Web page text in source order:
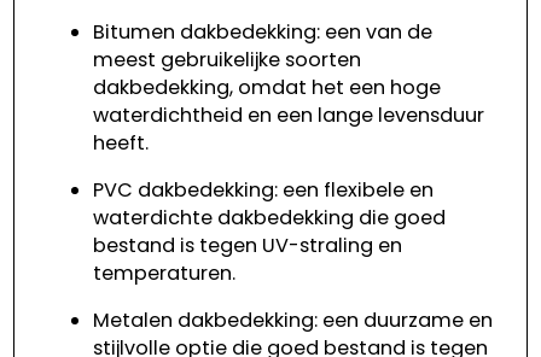
Bitumen dakbedekking: een van de
meest gebruikelijke soorten
dakbedekking, omdat het een hoge
waterdichtheid en een lange levensduur
heeft.
PVC dakbedekking: een flexibele en
waterdichte dakbedekking die goed
bestand is tegen UV-straling en
temperaturen.
Metalen dakbedekking: een duurzame en
stijlvolle optie die goed bestand is tegen